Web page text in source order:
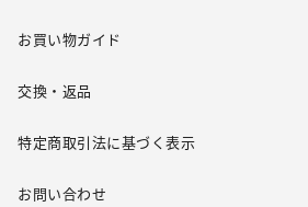
お買い物ガイド
交換・返品
特定商取引法に基づく表示
お問い合わせ